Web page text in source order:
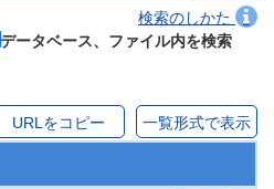
検索のしかた
データベース、ファイル内を検索
URLをコピー 一覧形式で表示